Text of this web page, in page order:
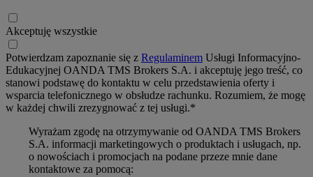
Akceptuję wszystkie
Potwierdzam zapoznanie się z Regulaminem Usługi Informacyjno-
Edukacyjnej OANDA TMS Brokers S.A. i akceptuję jego treść, co
stanowi podstawę do kontaktu w celu przedstawienia oferty i
wsparcia telefonicznego w obsłudze rachunku. Rozumiem, że mogę
w każdej chwili zrezygnować z tej usługi.*
Wyrażam zgodę na otrzymywanie od OANDA TMS Brokers
S.A. informacji marketingowych o produktach i usługach, np.
o nowościach i promocjach na podane przeze mnie dane
kontaktowe za pomocą: